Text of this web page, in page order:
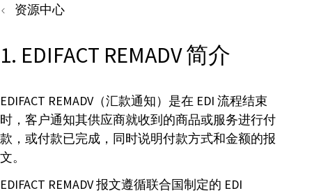
资源中心
1. EDIFACT REMADV 简介
EDIFACT REMADV（汇款通知）是在 EDI 流程结束
时，客户通知其供应商就收到的商品或服务进行付
款，或付款已完成，同时说明付款方式和金额的报
文。
EDIFACT REMADV 报文遵循联合国制定的 EDI